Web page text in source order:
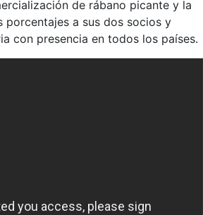
de rábano picante y la
a sus dos socios y
con presencia en todos los países.